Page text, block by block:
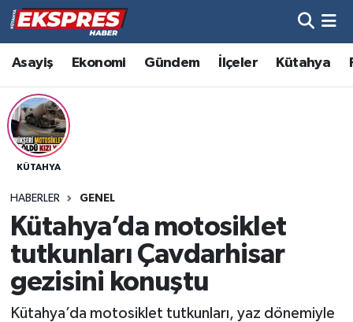
Asayiş Ekonomi Gündem İlçeler Kütahya
KÜTAHYA
HABERLER GENEL
Kütahya’da motosiklet
tutkunları Çavdarhisar
gezisini konuştu
Kütahya’da motosiklet tutkunları, yaz dönemiyle
Altıntaş
Asayiş
Aslanapa
Bölge
Çavdarhisar
Hava Durumu
Trafik Durumu
Süper Lig Puan Durumu ve Fikstür
Son Dakika Haberleri
Haber Arşivi